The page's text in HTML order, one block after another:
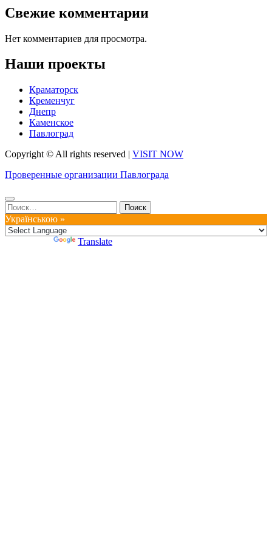
Свежие комментарии
Нет комментариев для просмотра.
Наши проекты
Краматорск
Кременчуг
Днепр
Каменское
Павлоград
Copyright © All rights reserved | VISIT NOW
Проверенные организации Павлограда
Найти:
Українською »
Translate